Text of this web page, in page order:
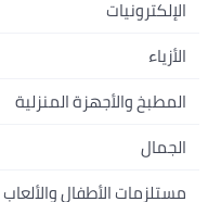
الإلكترونيات
الجوالات
اللابتوبات
الأجهزة المنزلية
الأزياء
أزياء نسائية
أزياء البنات
أزياء الأولاد
المطبخ والأجهزة المنزلية
الحمام
الجمال
العطور
مستلزمات الأطفال والألعاب